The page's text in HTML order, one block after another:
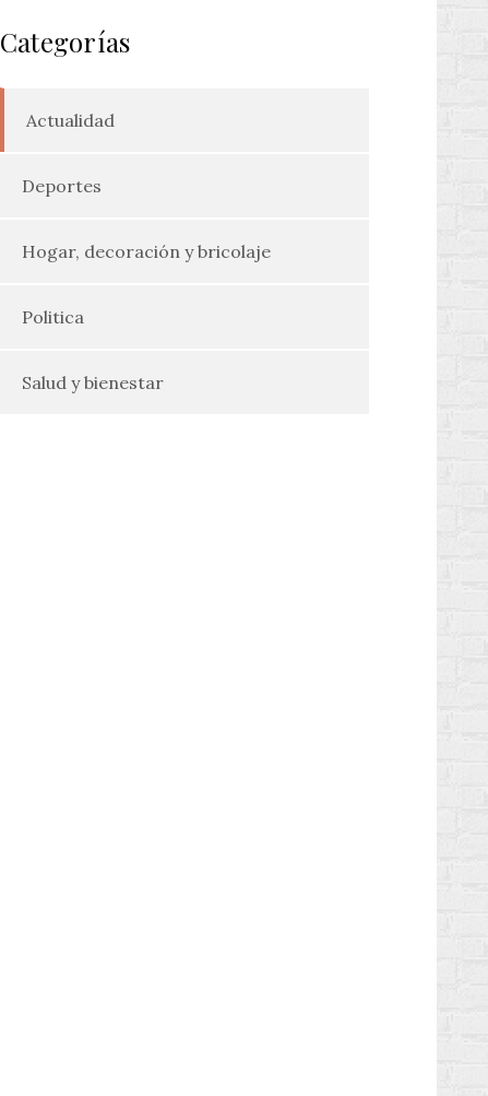
Categorías
Actualidad
Deportes
Hogar, decoración y bricolaje
Politica
Salud y bienestar